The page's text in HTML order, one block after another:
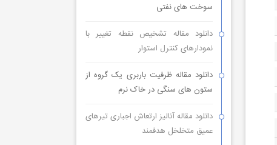
سوخت های نفتی
دانلود مقاله تشخیص نقطه تغییر با
نمودارهای کنترل استوار
دانلود مقاله ظرفیت باربری یک گروه از
ستون های سنگی در خاک نرم
دانلود مقاله آنالیز ارتعاش اجباری تیرهای
عمیق متخلخل هدفمند